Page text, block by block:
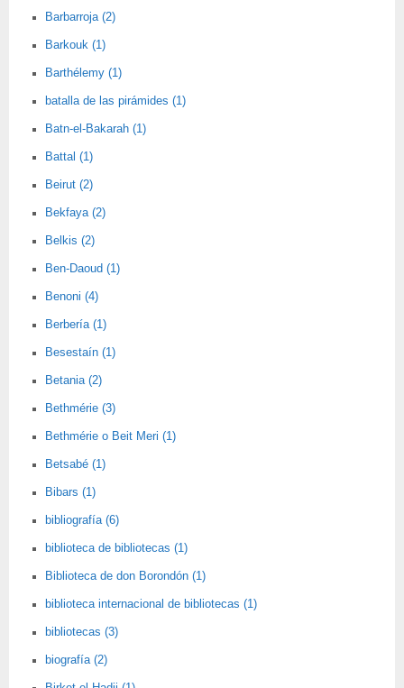
Barbarroja (2)
Barkouk (1)
Barthélemy (1)
batalla de las pirámides (1)
Batn-el-Bakarah (1)
Battal (1)
Beirut (2)
Bekfaya (2)
Belkis (2)
Ben-Daoud (1)
Benoni (4)
Berbería (1)
Besestaín (1)
Betania (2)
Bethmérie (3)
Bethmérie o Beit Meri (1)
Betsabé (1)
Bibars (1)
bibliografía (6)
biblioteca de bibliotecas (1)
Biblioteca de don Borondón (1)
biblioteca internacional de bibliotecas (1)
bibliotecas (3)
biografía (2)